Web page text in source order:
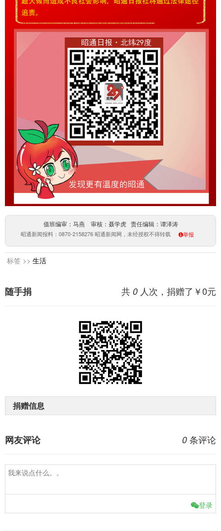
值班编审：马燕 审核：聂学虎 责任编辑：谭泽涛
昭通新闻报料：0870-2158276 昭通新闻网，未经授权不得转载 举报
标签 >> 生活
共 0 人次，捐赠了￥0元
随手捐
捐赠信息
0 条评论
网友评论
登录